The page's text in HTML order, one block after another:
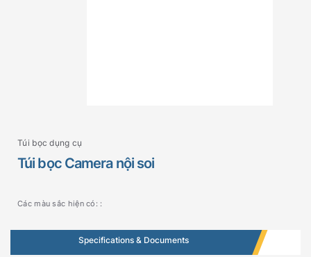
Túi bọc dụng cụ
Túi bọc Camera nội soi
Các màu sắc hiện có: :
Specifications & Documents